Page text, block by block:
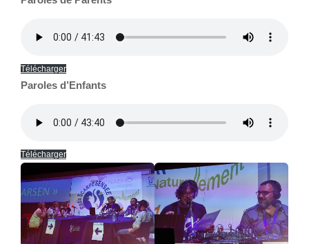
Télécharger
Paroles d’Enfants
Télécharger